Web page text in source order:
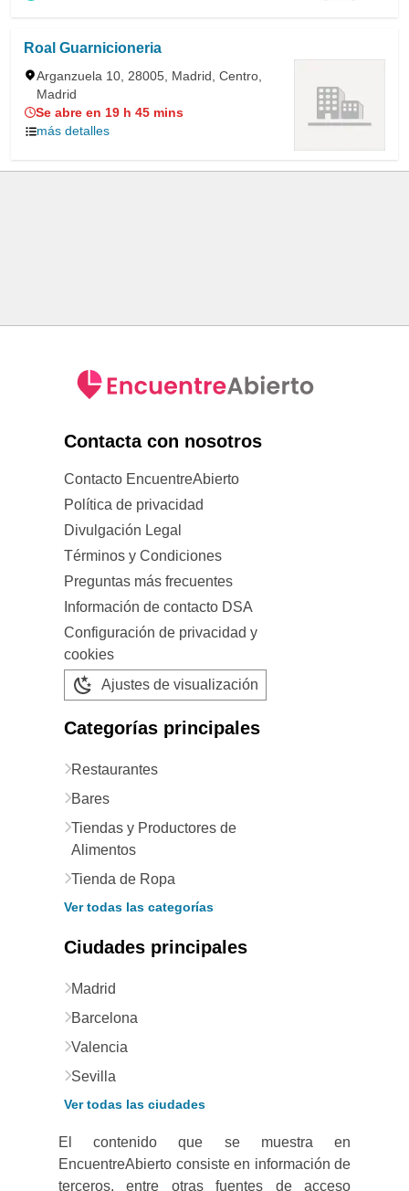
Roal Guarnicioneria
Arganzuela 10, 28005, Madrid, Centro,
Madrid
Se abre en 19 h 45 mins
más detalles
Contacta con nosotros
Contacto EncuentreAbierto
Política de privacidad
Divulgación Legal
Términos y Condiciones
Preguntas más frecuentes
Información de contacto DSA
Configuración de privacidad y
cookies
Ajustes de visualización
Categorías principales
Restaurantes
Bares
Tiendas y Productores de
Alimentos
Tienda de Ropa
Ver todas las categorías
Ciudades principales
Madrid
Barcelona
Valencia
Sevilla
Ver todas las ciudades
El contenido que se muestra en
EncuentreAbierto consiste en información de
terceros, entre otras fuentes de acceso